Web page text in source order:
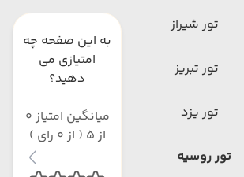
تور شیراز
تور تبریز
تور یزد
تور روسیه
به این صفحه چه
امتیازی می
دهید؟
میانگین امتیاز 0
از 5 ( از 0 رای )